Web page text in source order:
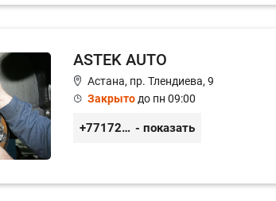
ASTEK AUTO
Астана, пр. Тлендиева, 9
Закрытодо пн 09:00
+77172944444 - показать